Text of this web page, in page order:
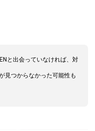
と出会っていなければ、対
見つからなかった可能性も